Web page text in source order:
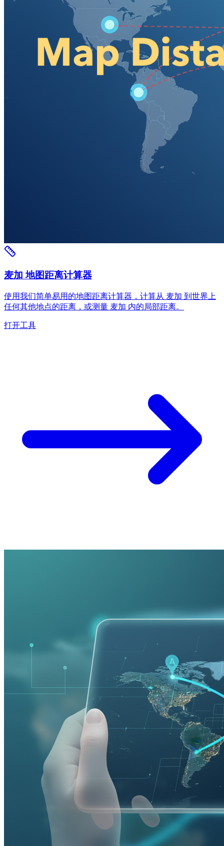
麦加 地图距离计算器
使用我们简单易用的地图距离计算器，计算从 麦加 到世界上
任何其他地点的距离，或测量 麦加 内的局部距离。
打开工具